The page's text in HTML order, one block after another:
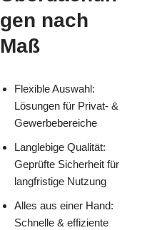
gen nach
Maß
Flexible Auswahl:
Lösungen für Privat- &
Gewerbebereiche
Langlebige Qualität:
Geprüfte Sicherheit für
langfristige Nutzung
Alles aus einer Hand:
Schnelle & effiziente